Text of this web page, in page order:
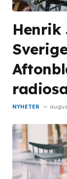
Henrik
NYHETER